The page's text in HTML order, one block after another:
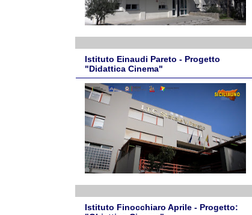
Istituto Einaudi Pareto - Progetto
"Didattica Cinema"
Istituto Finocchiaro Aprile - Progetto: